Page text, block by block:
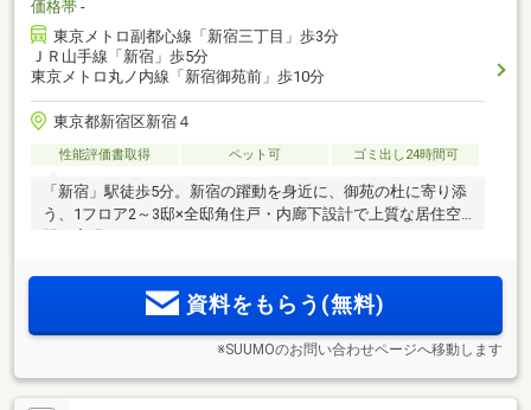
価格帯 -
東京メトロ副都心線「新宿三丁目」歩3分
ＪＲ山手線「新宿」歩5分
東京メトロ丸ノ内線「新宿御苑前」歩10分
東京都新宿区新宿４
性能評価書取得 ペット可 ゴミ出し24時間可
「新宿」駅徒歩5分。新宿の躍動を身近に、御苑の杜に寄り添
う、1フロア2～3邸×全邸角住戸・内廊下設計で上質な居住空
資料をもらう(無料)
※SUUMOのお問い合わせページへ移動します